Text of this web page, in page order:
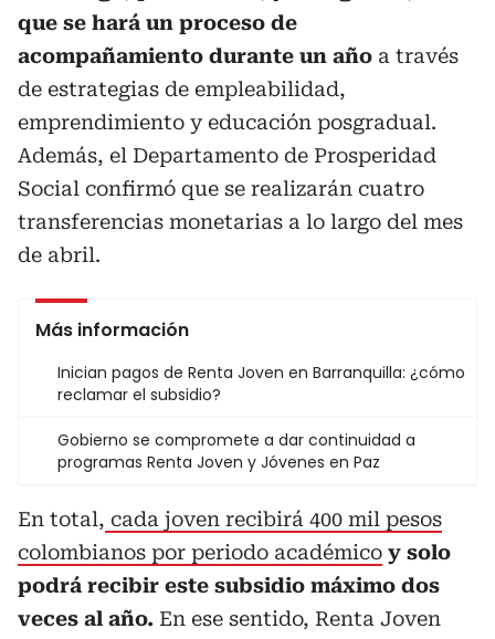
que se hará un proceso de
acompañamiento durante un año a través
de estrategias de empleabilidad,
emprendimiento y educación posgradual.
Además, el Departamento de Prosperidad
Social confirmó que se realizarán cuatro
transferencias monetarias a lo largo del mes
de abril.
Más información
Inician pagos de Renta Joven en Barranquilla: ¿cómo
reclamar el subsidio?
Gobierno se compromete a dar continuidad a
programas Renta Joven y Jóvenes en Paz
En total, cada joven recibirá 400 mil pesos
colombianos por periodo académico y solo
podrá recibir este subsidio máximo dos
veces al año. En ese sentido, Renta Joven